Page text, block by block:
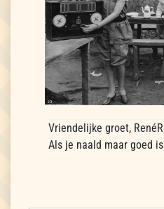
Vriendelijke groet, RenéR
Als je naald maar goed is